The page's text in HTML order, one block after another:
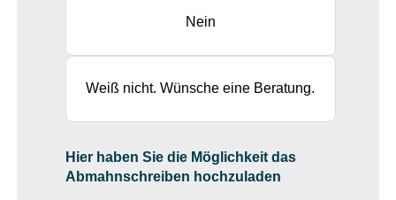
Nein
Weiß nicht. Wünsche eine Beratung.
Hier haben Sie die Möglichkeit das
Abmahnschreiben hochzuladen